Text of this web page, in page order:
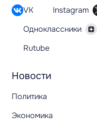
Новости
Политика
Экономика
VK Instagram
Одноклассники
Rutube